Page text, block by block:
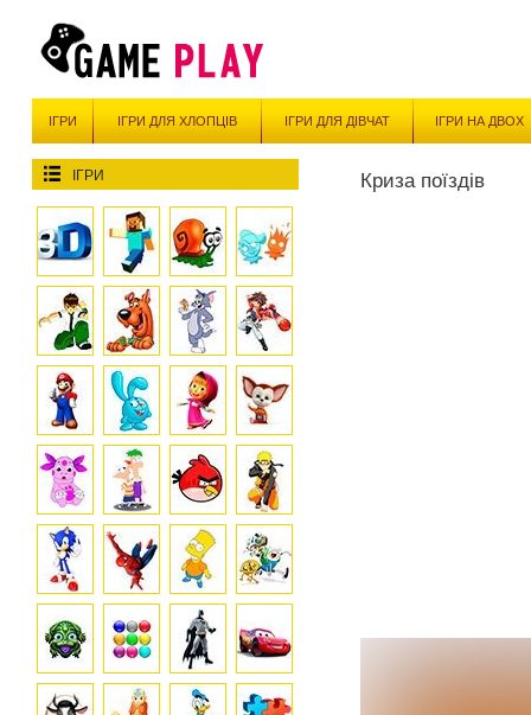
ІГРИ ІГРИ ДЛЯ ХЛОПЦІВ ІГРИ ДЛЯ ДІВЧАТ ІГРИ НА ДВОХ
ІГРИ Криза поїздів